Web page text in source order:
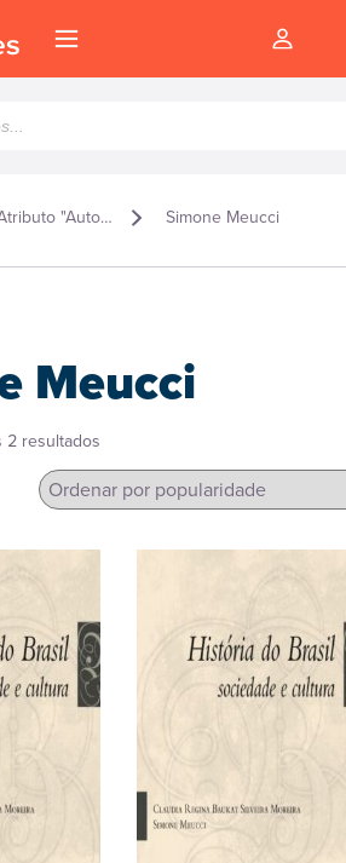
Atributo "Autor" de produto Simone Meucci
Meucci
2 resultados
popularidade